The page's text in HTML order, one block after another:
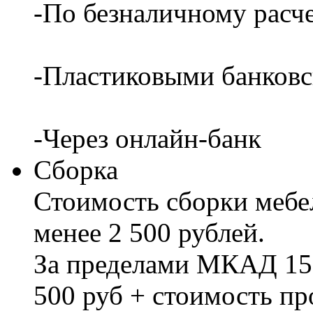
-По безналичному
-Пластиковыми
-Через онлайн-банк
Сборка
Стоимость сборки
менее 2 500 рублей.
За пределами МКАД
500 руб + стоимость